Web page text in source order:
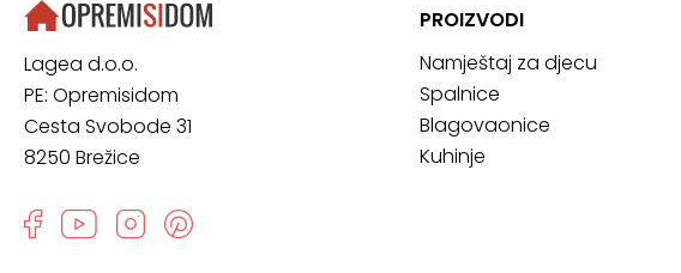
Lagea d.o.o.
PE: Opremisidom
Cesta Svobode 31
8250 Brežice
PROIZVODI
Namještaj za djecu
Spalnice
Blagovaonice
Kuhinje